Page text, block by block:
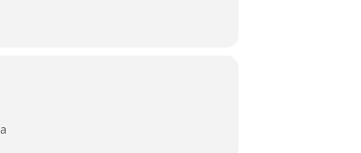
bellezza della Storia e in un